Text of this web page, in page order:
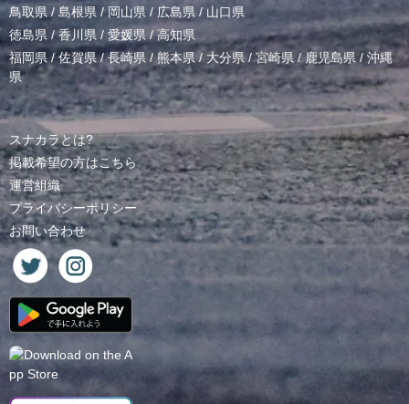
鳥取県/ 島根県 /岡山県/ 広島県 / 山口県
徳島県 /香川県 / 愛媛県/高知県
福岡県/佐賀県/長崎県 /熊本県/ 大分県/宮崎県 /鹿児島県 / 沖縄
県
スナカラとは?
掲載希望の方はこちら
運営組織
プライバシーポリシー
お問い合わせ